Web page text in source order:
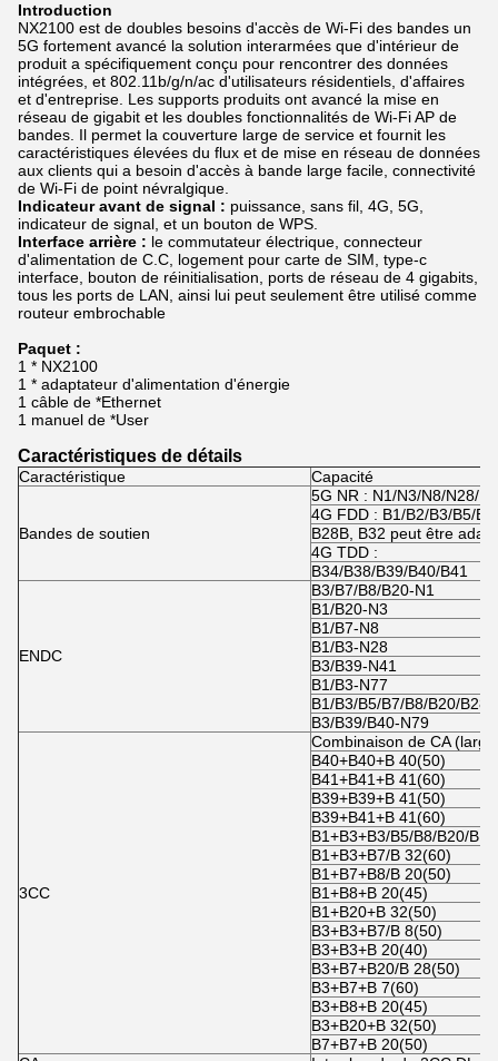
Introduction
NX2100 est de doubles besoins d'accès de Wi-Fi des bandes un
5G fortement avancé la solution interarmées que d'intérieur de
produit a spécifiquement conçu pour rencontrer des données
intégrées, et 802.11b/g/n/ac d'utilisateurs résidentiels, d'affaires
et d'entreprise. Les supports produits ont avancé la mise en
réseau de gigabit et les doubles fonctionnalités de Wi-Fi AP de
bandes. Il permet la couverture large de service et fournit les
caractéristiques élevées du flux et de mise en réseau de données
aux clients qui a besoin d'accès à bande large facile, connectivité
de Wi-Fi de point névralgique.
Indicateur avant de signal : puissance, sans fil, 4G, 5G,
indicateur de signal, et un bouton de WPS.
Interface arrière : le commutateur électrique, connecteur
d'alimentation de C.C, logement pour carte de SIM, type-c
interface, bouton de réinitialisation, ports de réseau de 4 gigabits,
tous les ports de LAN, ainsi lui peut seulement être utilisé comme
routeur embrochable
Paquet :
1 * NX2100
1 * adaptateur d'alimentation d'énergie
1 câble de *Ethernet
1 manuel de *User
Caractéristiques de détails
Caractéristique Capacité
Bandes de soutien
5G NR : N1/N3/N8/N28/
4G FDD : B1/B2/B3/B5/
B28B, B32 peut être
4G TDD :
B34/B38/B39/B40/B41
ENDC
B3/B7/B8/B20-N1
B1/B20-N3
B1/B7-N8
B1/B3-N28
B3/B39-N41
B1/B3-N77
B1/B3/B5/B7/B8/B20/B28-
B3/B39/B40-N79
3CC
Combinaison de CA
B40+B40+B 40(50)
B41+B41+B 41(60)
B39+B39+B 41(50)
B39+B41+B 41(60)
B1+B3+B3/B5/B8/B20/B
B1+B3+B7/B 32(60)
B1+B7+B8/B 20(50)
B1+B8+B 20(45)
B1+B20+B 32(50)
B3+B3+B7/B 8(50)
B3+B3+B 20(40)
B3+B7+B20/B 28(50)
B3+B7+B 7(60)
B3+B8+B 20(45)
B3+B20+B 32(50)
B7+B7+B 20(50)